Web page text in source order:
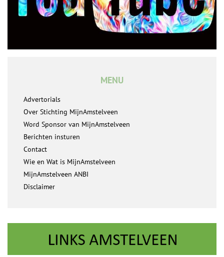
MENU
Advertorials
Over Stichting MijnAmstelveen
Word Sponsor van MijnAmstelveen
Berichten insturen
Contact
Wie en Wat is MijnAmstelveen
MijnAmstelveen ANBI
Disclaimer